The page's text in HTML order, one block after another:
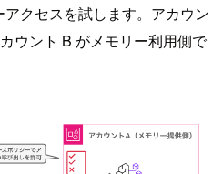
クセスを試します。アカウン
ウント B がメモリー利用側で